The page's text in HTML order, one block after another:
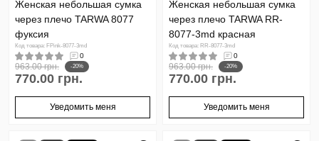
Женская небольшая сумка
через плечо TARWA 8077
фуксия
Код товара: FPink-8077-3md
0
963.00 грн. -20%
770.00 грн.
Уведомить меня
Женская небольшая сумка
через плечо TARWA RR-
8077-3md красная
Код товара: RR-8077-3md
0
963.00 грн. -20%
770.00 грн.
Уведомить меня